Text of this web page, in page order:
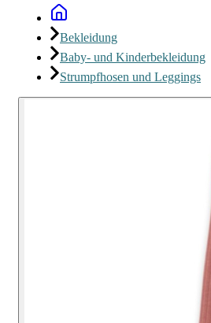
Bekleidung
Baby- und Kinderbekleidung
Strumpfhosen und Leggings